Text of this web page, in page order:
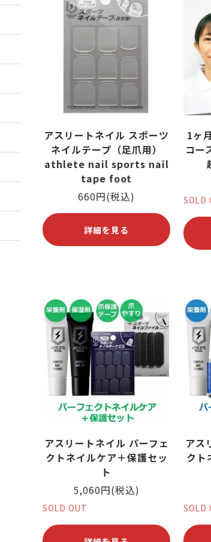
爪に縦筋がある
ボウリング
アスリートネイル スポーツ
ネイルテープ（足爪用）
athlete nail sports nail
tape foot
660円(税込)
詳細を見る
1ヶ
コー
SOLD
アスリートネイル パーフェ
クトネイルケア＋保護セッ
ト
5,060円(税込)
SOLD OUT
アス
クト
SOLD